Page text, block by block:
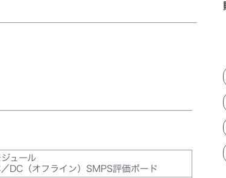
ュール
DC（オフライン）SMPS評価ボード